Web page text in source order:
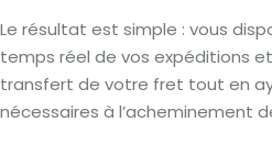
Le résultat est simple : vous
temps réel de vos expéditions
transfert de votre fret tout en
nécessaires à l’acheminement